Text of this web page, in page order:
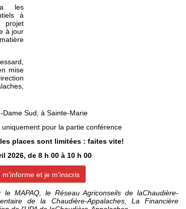
les
à
projet
à jour
mise
Dame Sud, à Sainte-Marie
pour la partie conférence
places sont limitées : faites vite!
2026, de 8 h 00 à 10 h 00
m'informe et je m'inscris
MAPAQ, le Réseau Agriconseils de laChaudière-
de la Chaudière-Appalaches, La Financière